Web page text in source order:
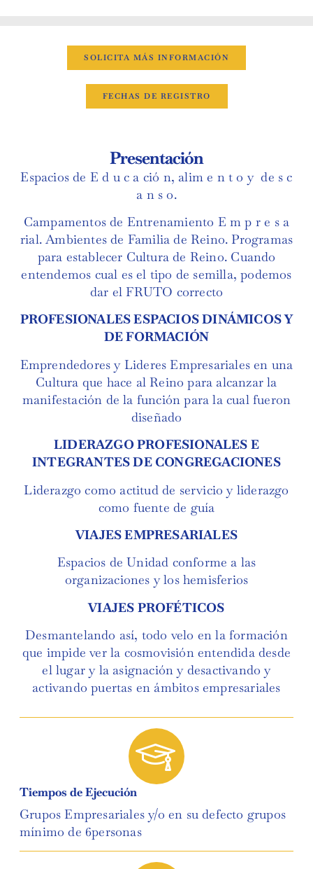
SOLICITA MÁS INFORMACIÓN
FECHAS DE REGISTRO
Presentación
Espacios de E d u c a ció n, alim e n t o y de s c
a n s o.
Campamentos de Entrenamiento E m p r e s a
rial. Ambientes de Familia de Reino. Programas
para establecer Cultura de Reino. Cuando
entendemos cual es el tipo de semilla, podemos
dar el FRUTO correcto
PROFESIONALES ESPACIOS DINÁMICOS Y
DE FORMACIÓN
Emprendedores y Lideres Empresariales en una
Cultura que hace al Reino para alcanzar la
manifestación de la función para la cual fueron
diseñado
LIDERAZGO PROFESIONALES E
INTEGRANTES DE CONGREGACIONES
Liderazgo como actitud de servicio y liderazgo
como fuente de guía
VIAJES EMPRESARIALES
Espacios de Unidad conforme a las
organizaciones y los hemisferios
VIAJES PROFÉTICOS
Desmantelando así, todo velo en la formación
que impide ver la cosmovisión entendida desde
el lugar y la asignación y desactivando y
activando puertas en ámbitos empresariales
Tiempos de Ejecución
Grupos Empresariales y/o en su defecto grupos
mínimo de 6personas